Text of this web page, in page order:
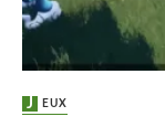
JEUX